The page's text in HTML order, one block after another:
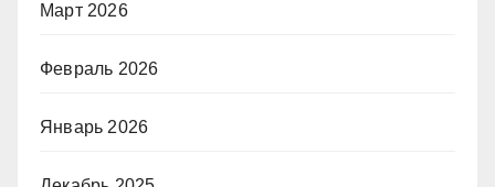
Март 2026
Февраль 2026
Январь 2026